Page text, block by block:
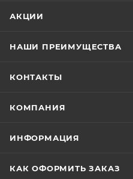
АКЦИИ
НАШИ ПРЕИМУЩЕСТВА
КОНТАКТЫ
КОМПАНИЯ
ИНФОРМАЦИЯ
КАК ОФОРМИТЬ ЗАКАЗ